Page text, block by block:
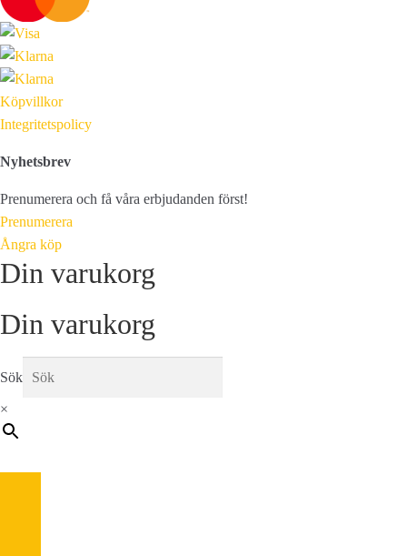
Köpvillkor
Integritetspolicy
Nyhetsbrev
Prenumerera och få våra erbjudanden först!
Prenumerera
Ångra köp
Din varukorg
Din varukorg
Sök
×